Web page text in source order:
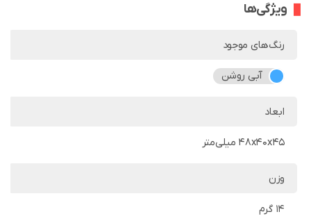
ویژگی‌ها
رنگ‌های موجود
آبی روشن
ابعاد
48x40x45 میلی‌متر
وزن
14 گرم